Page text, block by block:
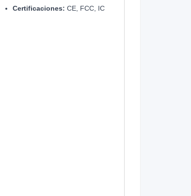
Certificaciones: CE, FCC, IC